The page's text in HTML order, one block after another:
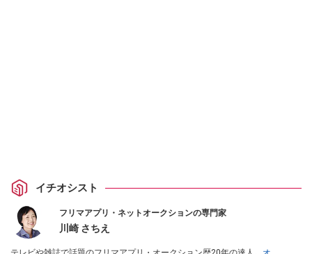
イチオシスト
フリマアプリ・ネットオークションの専門家
川崎 さちえ